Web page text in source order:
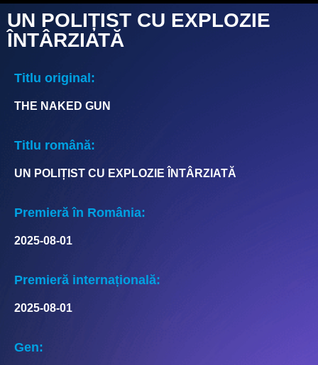
UN POLIȚIST CU EXPLOZIE
ÎNTÂRZIATĂ
Titlu original:
THE NAKED GUN
Titlu română:
UN POLIȚIST CU EXPLOZIE ÎNTÂRZIATĂ
Premieră în România:
2025-08-01
Premieră internațională:
2025-08-01
Gen: